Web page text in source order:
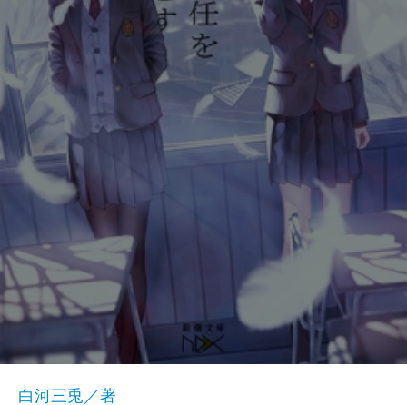
白河三兎／著